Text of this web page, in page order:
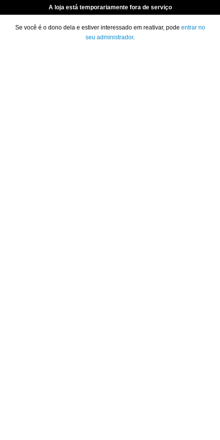
A loja está temporariamente fora de serviço
Se você é o dono dela e estiver interessado em reativar, pode entrar no
seu administrador.